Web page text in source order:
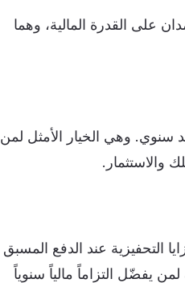
على القدرة المالية، وهما
سنوي. وهي الخيار الأمثل لمن
والاستثمار.
التحفيزية عند الدفع المسبق
يفضّل التزاماً مالياً سنوياً